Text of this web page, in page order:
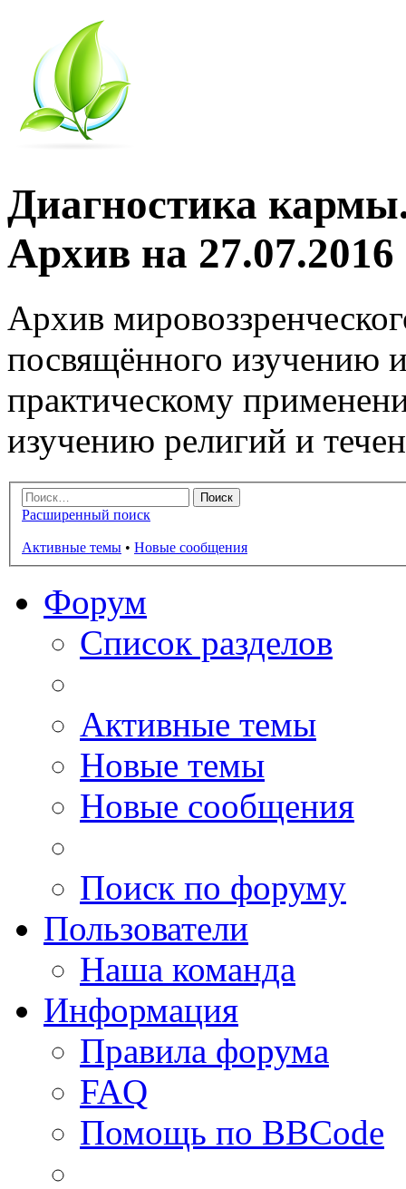
Диагностика
Архив на 27.07.2016
Архив
посвящённого изучению
практическому
изучению религий и
Расширенный поиск
Активные темы • Новые сообщения
Форум
Список разделов
Активные темы
Новые темы
Новые сообщения
Поиск по форуму
Пользователи
Наша команда
Информация
Правила форума
FAQ
Помощь по BBCode